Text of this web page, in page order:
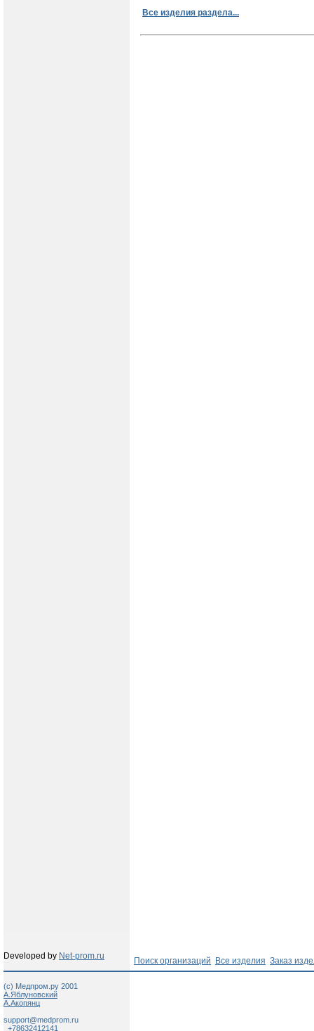
Все изделия раздела...
Developed by Net-prom.ru Поиск организаций Все изделия Заказ
(c) Медпром.ру 2001
А.Яблуновский
А.Акопянц
support@medprom.ru
+78632412141